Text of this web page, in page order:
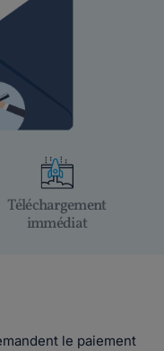
Téléchargement
immédiat
le paiement